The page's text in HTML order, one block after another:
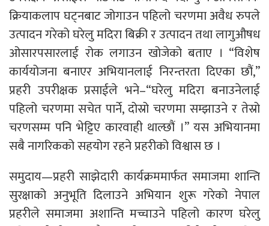
क्रियाकलाप घट्नबाट जोगाउन पहिलो चरणमा अवैध रुपले
उत्पादन गरेको घरेलु मदिरा बिक्री र उत्पादन तथा लागुऔषध
ओसारपसारलाई रोक लगाउन खोजेको बताए । “विशेष
कार्ययोजना बनाएर अभियानलाई निरन्तरता दिएका छौं,”
प्रहरी उपरीक्षक प्रसाईले भने–“घरेलु मदिरा बनाउनेलाई
पहिलो चरणमा सचेत पार्ने, दोस्रो चरणमा सम्झाउने र तेस्रो
चरणसम्म पनि भेट्टिए कारवाही थाल्छौं ।” यस अभियानमा
सबै नागरिकको सहयोग रहने प्रहरीको विश्वास छ ।
समुदाय—प्रहरी साझेदारी कार्यक्रममार्फत समाजमा शान्ति
सुरक्षाको अनुभूति दिलाउने अभियान शुरू गरेको नेपाल
प्रहरीले समाजमा अशान्ति मच्चाउने पहिलो कारण घरेलु